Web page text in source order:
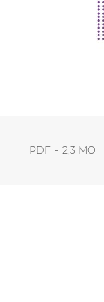
PDF 2,3 MO